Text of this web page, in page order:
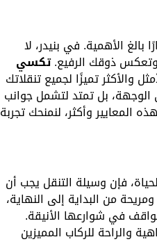
بالغ الأهمية. في بنيدر، لا
ذوقك الرفيع.تكسي
الأمثل والأكثر تميزًا لجميع تنقلاتك
الوجهة، بل تمتد لتشمل جوانب
المعايير وأكثر، لنمنحك تجربة
فإن وسيلة التنقل يجب أن
من البداية إلى النهاية،
في شوارعها الأنيقة.
والراحة للركاب المميزين